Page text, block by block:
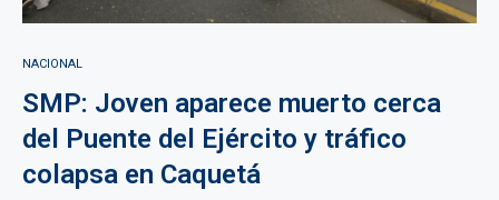
NACIONAL
SMP: Joven aparece muerto cerca
del Puente del Ejército y tráfico
colapsa en Caquetá